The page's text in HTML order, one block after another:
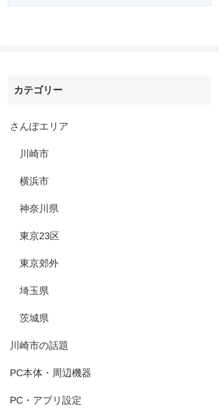
カテゴリー
さんぽエリア
川崎市
横浜市
神奈川県
東京23区
東京郊外
埼玉県
茨城県
川崎市の話題
PC本体・周辺機器
PC・アプリ設定